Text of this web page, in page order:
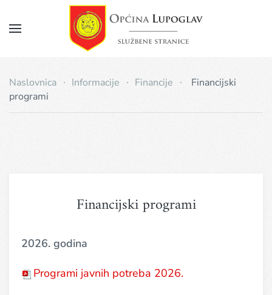
Ova
web
sustav
pristupačnosti.
content
Naslovnica Informacije Financije
Financijski
programi
Financijski programi
2026. godina
Programi javnih potreba 2026.